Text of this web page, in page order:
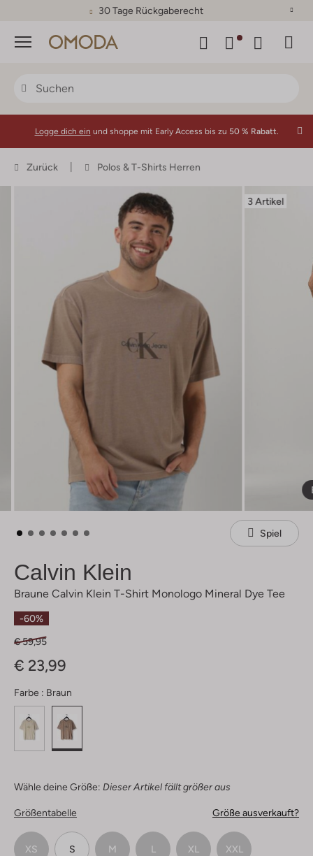
30 Tage Rückgaberecht
Menü
Logge dich ein und shoppe mit Early Access bis zu 50 % Rabatt.
Zurück Polos & T-Shirts Herren
3 Artikel
Spiel
Calvin Klein
Braune Calvin Klein T-Shirt Monologo Mineral Dye Tee
-60%
€ 59,95
€ 23,99
Farbe : Braun
Wähle deine Größe: Dieser Artikel fällt größer aus
Größentabelle Größe ausverkauft?
XS S M L XL XXL